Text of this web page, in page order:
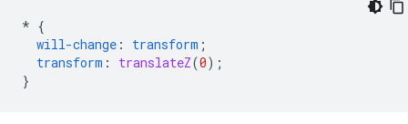
* {
will-change : transform ;
transform : translateZ(0);
}